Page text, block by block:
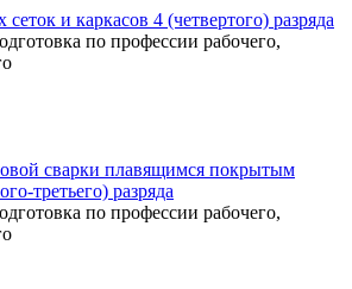
и каркасов 4 (четвертого) разряда
по профессии рабочего,
сварки плавящимся покрытым
третьего) разряда
по профессии рабочего,